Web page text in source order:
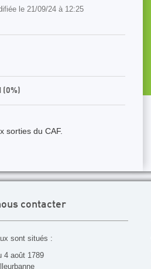
le 21/09/24 à 12:25
(0%)
sorties du CAF.
contacter
sont situés :
4 août 1789